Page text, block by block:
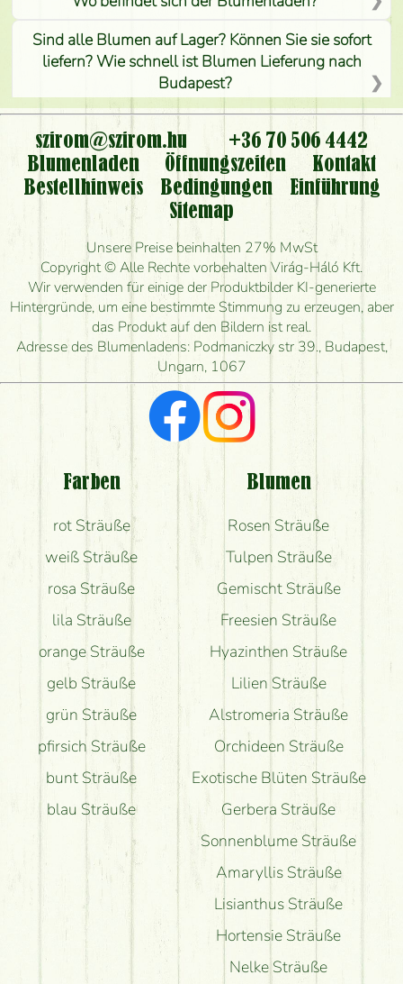
Sind alle Blumen auf Lager? Können Sie sie sofort
liefern? Wie schnell ist Blumen Lieferung nach
Budapest?
Ist der Blumenladen non stop geöffnet?
Kann ich den bestellten Blumenstrauß persönlich
nehmen oder nur per Blumenversand?
Ist eine Bestellung für ländliche Gebiete möglich?
Wie lange kann ich heute Blumen mit Lieferung
bestellen?
Wie schnell können Sie den Blumenstrauß
herstellen und wann können Sie ihn frühestens
liefern?
Ich suche rote Rosen, hast du welche?
Welche Rückmeldungen bekomme ich zum
Blumenversand?
Bekomme ich wirklich, was auf dem Bild zu sehen
szirom@szirom.hu
+36 70 506 4442
Blumenladen
Öffnungszeiten
Kontakt
Bestellhinweis
Bedingungen
Einführung
Sitemap
Unsere Preise beinhalten 27% MwSt
Copyright © Alle Rechte vorbehalten Virág-Háló Kft.
Wir verwenden für einige der Produktbilder KI-generierte
Hintergründe, um eine bestimmte Stimmung zu erzeugen, aber
das Produkt auf den Bildern ist real.
Adresse des Blumenladens: Podmaniczky str 39., Budapest,
Ungarn, 1067
Farben
rot Sträuße
weiß Sträuße
rosa Sträuße
lila Sträuße
orange Sträuße
gelb Sträuße
grün Sträuße
pfirsich Sträuße
bunt Sträuße
blau Sträuße
Blumen
Rosen Sträuße
Tulpen Sträuße
Gemischt Sträuße
Freesien Sträuße
Hyazinthen Sträuße
Lilien Sträuße
Alstromeria Sträuße
Orchideen Sträuße
Exotische Blüten Sträuße
Gerbera Sträuße
Sonnenblume Sträuße
Amaryllis Sträuße
Lisianthus Sträuße
Hortensie Sträuße
Nelke Sträuße